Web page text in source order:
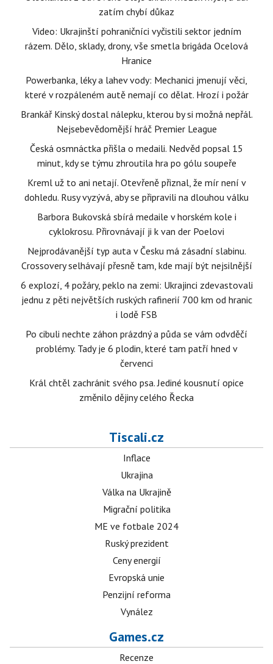
zatím chybí důkaz
Video: Ukrajinští pohraničníci vyčistili sektor jedním
rázem. Dělo, sklady, drony, vše smetla brigáda Ocelová
Hranice
Powerbanka, léky a lahev vody: Mechanici jmenují věci,
které v rozpáleném autě nemají co dělat. Hrozí i požár
Brankář Kinský dostal nálepku, kterou by si možná nepřál.
Nejsebevědomější hráč Premier League
Česká osmnáctka přišla o medaili. Nedvěd popsal 15
minut, kdy se týmu zhroutila hra po gólu soupeře
Kreml už to ani netají. Otevřeně přiznal, že mír není v
dohledu. Rusy vyzývá, aby se připravili na dlouhou válku
Barbora Bukovská sbírá medaile v horském kole i
cyklokrosu. Přirovnávají ji k van der Poelovi
Nejprodávanější typ auta v Česku má zásadní slabinu.
Crossovery selhávají přesně tam, kde mají být nejsilnější
6 explozí, 4 požáry, peklo na zemi: Ukrajinci zdevastovali
jednu z pěti největších ruských rafinerií 700 km od hranic
i lodě FSB
Po cibuli nechte záhon prázdný a půda se vám odvděčí
problémy. Tady je 6 plodin, které tam patří hned v
červenci
Král chtěl zachránit svého psa. Jediné kousnutí opice
změnilo dějiny celého Řecka
Tiscali.cz
Inflace
Ukrajina
Válka na Ukrajině
Migrační politika
ME ve fotbale 2024
Ruský prezident
Ceny energií
Evropská unie
Penzijní reforma
Vynález
Games.cz
Recenze